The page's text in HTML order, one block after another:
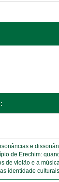
e
de Erechim:
de violão e a
identidade